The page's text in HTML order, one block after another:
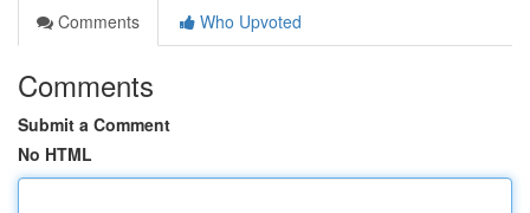
Comments
Who Upvoted
Comments
Submit a Comment
No HTML